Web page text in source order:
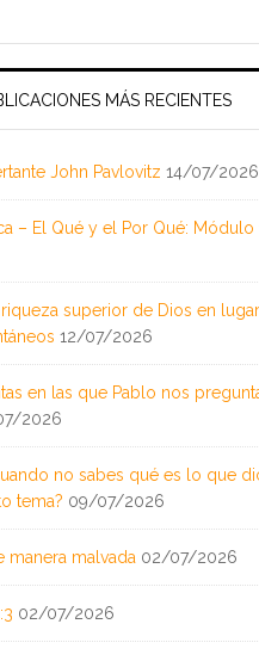
MÁS RECIENTES
John Pavlovitz 14/07/2026
– El Qué y el Por Qué: Módulo
superior de Dios en
12/07/2026
en las que Pablo nos
2026
no sabes qué es lo que
tema? 09/07/2026
manera malvada 02/07/2026
02/07/2026